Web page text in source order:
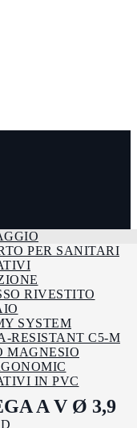
PER SANITARI
RIVESTITO
SYSTEM
RESISTANT C5-M
MAGNESIO
IN PVC
A V Ø 3,9